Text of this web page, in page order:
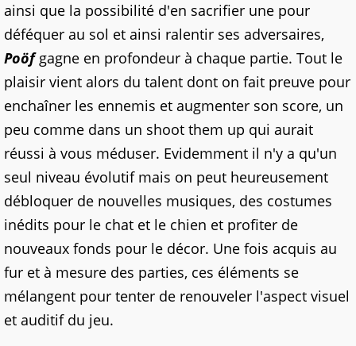
ainsi que la possibilité d'en sacrifier une pour
déféquer au sol et ainsi ralentir ses adversaires,
Poöfgagne en profondeur à chaque partie. Tout le
plaisir vient alors du talent dont on fait preuve pour
enchaîner les ennemis et augmenter son score, un
peu comme dans un shoot them up qui aurait
réussi à vous méduser. Evidemment il n'y a qu'un
seul niveau évolutif mais on peut heureusement
débloquer de nouvelles musiques, des costumes
inédits pour le chat et le chien et profiter de
nouveaux fonds pour le décor. Une fois acquis au
fur et à mesure des parties, ces éléments se
mélangent pour tenter de renouveler l'aspect visuel
et auditif du jeu.